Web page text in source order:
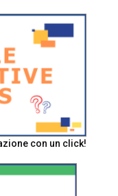
con un click!